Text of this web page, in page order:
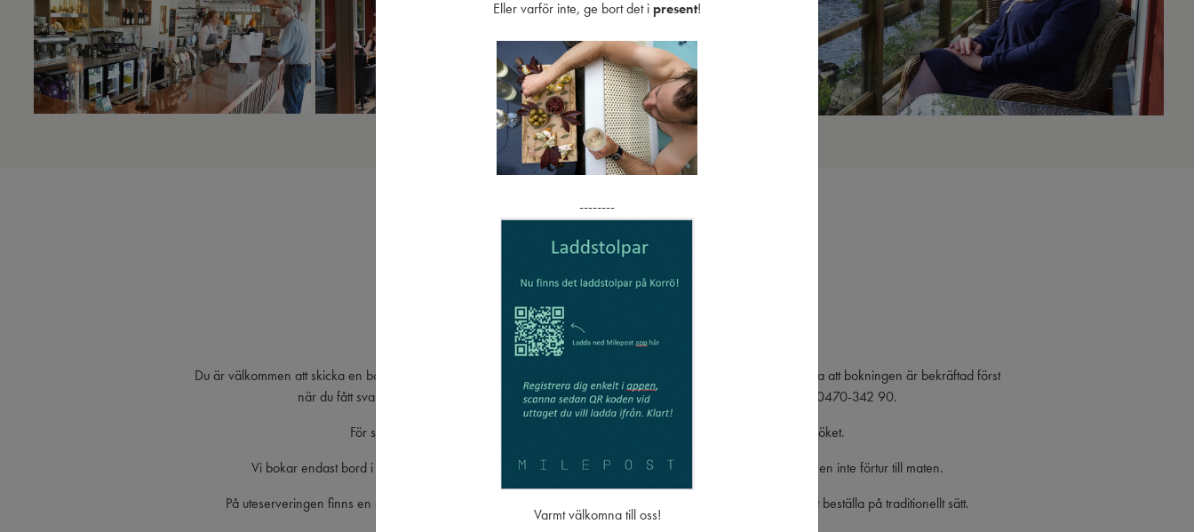
Vill du boka bord på vår restaurang?
Vad roligt att du vill besöka vår restaurang!
Du är välkommen att skicka en bokningsförfrågan via formuläret nedan senast 48 timmar före ankomst. Observera att bokningen är bekräftad först
när du fått svar från oss. Gäller det bordsbokning på helger ber vi dig kontakta oss på telefon: 0470-342 90.
För sällskap på fler än 8 personer behöver maten förbeställas senast en dag före besöket.
Vi bokar endast bord i vår matsal, inte på uteserveringen. En bordsbokning innebär garanterad plats, men inte förtur till maten.
På uteserveringen finns en digital meny där du enkelt kan beställa och betala. Självklart går det också bra att beställa på traditionellt sätt.
Eller varför inte, ge bort det i present!
--------
Varmt välkomna till oss!